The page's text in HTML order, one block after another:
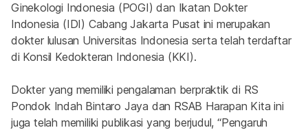
Ginekologi Indonesia (POGI) dan Ikatan Dokter
Indonesia (IDI) Cabang Jakarta Pusat ini merupakan
dokter lulusan Universitas Indonesia serta telah terdaftar
di Konsil Kedokteran Indonesia (KKI).
Dokter yang memiliki pengalaman berpraktik di RS
Pondok Indah Bintaro Jaya dan RSAB Harapan Kita ini
juga telah memiliki publikasi yang berjudul, “Pengaruh